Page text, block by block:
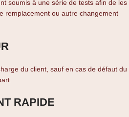
soumis à une série de tests afin de les
remplacement ou autre changement
du client, sauf en cas de défaut du
RAPIDE